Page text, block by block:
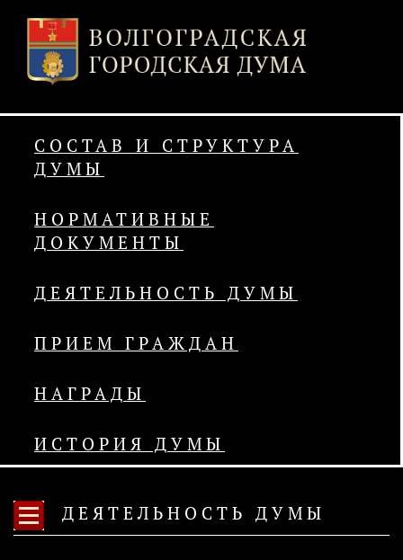
СОСТАВ И СТРУКТУРА
ДУМЫ
НОРМАТИВНЫЕ
ДОКУМЕНТЫ
ДЕЯТЕЛЬНОСТЬ ДУМЫ
ПРИЕМ ГРАЖДАН
НАГРАДЫ
ИСТОРИЯ ДУМЫ
ДЕЯТЕЛЬНОСТЬ ДУМЫ